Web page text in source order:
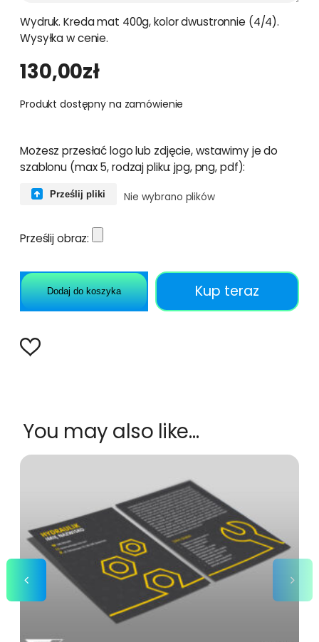
Wydruk. Kreda mat 400g, kolor dwustronnie (4/4).
Wysyłka w cenie.
130,00zł
Produkt dostępny na zamówienie
Możesz przesłać logo lub zdjęcie, wstawimy je do
szablonu (max 5, rodzaj pliku: jpg, png, pdf):
Prześlij pliki Nie wybrano plików
Prześlij obraz:
Dodaj do koszyka Kup teraz
You may also like…